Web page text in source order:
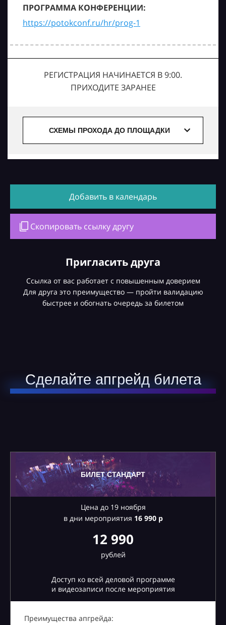
ПРОГРАММА КОНФЕРЕНЦИИ:
https://potokconf.ru/hr/prog-1
РЕГИСТРАЦИЯ НАЧИНАЕТСЯ В 9:00.
ПРИХОДИТЕ ЗАРАНЕЕ
СХЕМЫ ПРОХОДА ДО ПЛОЩАДКИ
Добавить в календарь
Скопировать ссылку другу
Пригласить друга
Ссылка от вас работает с повышенным доверием
Для друга это преимущество — пройти валидацию
быстрее и обогнать очередь за билетом
Сделайте апгрейд билета
БИЛЕТ СТАНДАРТ
Цена до 19 ноября
в дни мероприятия 16990 р
12 990
рублей
Доступ ко всей деловой программе
и видеозаписи после мероприятия
Преимущества апгрейда: